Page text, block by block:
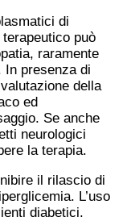
di
può
raramente
In presenza di
della
ed
Se anche
neurologici
la terapia.
il rilascio di
L’uso
diabetici.